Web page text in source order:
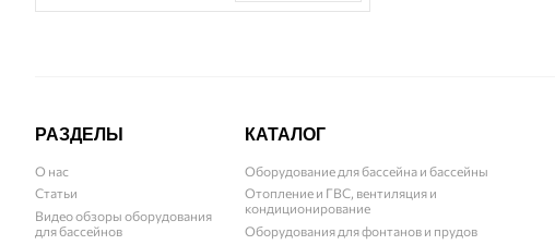
РАЗДЕЛЫ
О нас
Статьи
Видео обзоры оборудования
для бассейнов
КАТАЛОГ
Оборудование для бассейна и бассейны
Отопление и ГВС, вентиляция и
кондиционирование
Оборудования для фонтанов и прудов